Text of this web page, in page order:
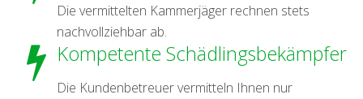
Die vermittelten Kammerjäger rechnen stets
nachvollziehbar ab.
Kompetente Schädlingsbekämpfer
Die Kundenbetreuer vermitteln Ihnen nur